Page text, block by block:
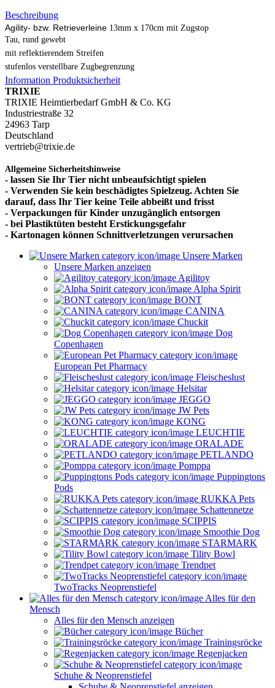
Beschreibung
Agility- bzw. Retrieverleine 13mm x 170cm mit Zugstop
Tau, rund gewebt
mit reflektierendem Streifen
stufenlos verstellbare Zugbegrenzung
Information Produktsicherheit
TRIXIE
TRIXIE Heimtierbedarf GmbH & Co. KG
Industriestraße 32
24963 Tarp
Deutschland
vertrieb@trixie.de
Allgemeine Sicherheitshinweise
- lassen Sie Ihr Tier nicht unbeaufsichtigt spielen
- Verwenden Sie kein beschädigtes Spielzeug. Achten Sie
darauf, dass Ihr Tier keine Teile abbeißt und frisst
- Verpackungen für Kinder unzugänglich entsorgen
- bei Plastiktüten besteht Erstickungsgefahr
- Kartonagen können Schnittverletzungen verursachen
Unsere Marken
Unsere Marken anzeigen
Agilitoy
Alpha Spirit
BONT
CANINA
Chuckit
Dog
Copenhagen
European Pet Pharmacy
Fleischeslust
Helsitar
JEGGO
JW Pets
KONG
LEUCHTIE
ORALADE
PETLANDO
Pomppa
Puppingtons
Pods
RUKKA Pets
Schattennetze
SCIPPIS
Smoothie Dog
STARMARK
Tility Bowl
Trendpet
TwoTracks Neoprenstiefel
Alles für den
Mensch
Alles für den Mensch anzeigen
Bücher
Trainingsröcke
Regenjacken
Schuhe & Neoprenstiefel